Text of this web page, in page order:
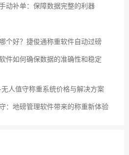
动补单：保障数据完整的利器
个好？捷俊通称重软件自动过磅
件如何确保数据的准确性和稳定
人值守称重系统价格与解决方案
：地磅管理软件带来的称重新体验